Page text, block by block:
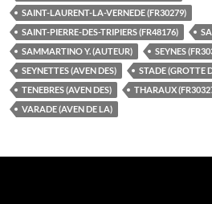
SAINT-LAURENT-LA-VERNEDE (FR30279)
SAINT-PIERRE-DES-TRIPIERS (FR48176)
SAMMARTINO Y. (AUTEUR)
SEYNES
SEYNETTES (AVEN DES)
STADE (GROTTE
TENEBRES (AVEN DES)
THARAUX
VARADE (AVEN DE LA)